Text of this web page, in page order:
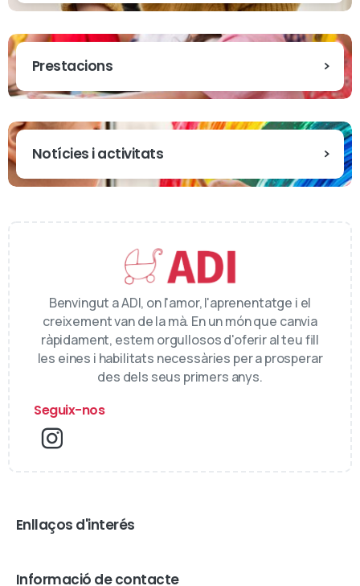
Prestacions
Notícies i activitats
Benvingut a ADI, on l'amor, l'aprenentatge i el
creixement van de la mà. En un món que canvia
ràpidament, estem orgullosos d'oferir al teu fill
les eines i habilitats necessàries per a prosperar
des dels seus primers anys.
Seguix-nos
Enllaços d'interés
Informació de contacte